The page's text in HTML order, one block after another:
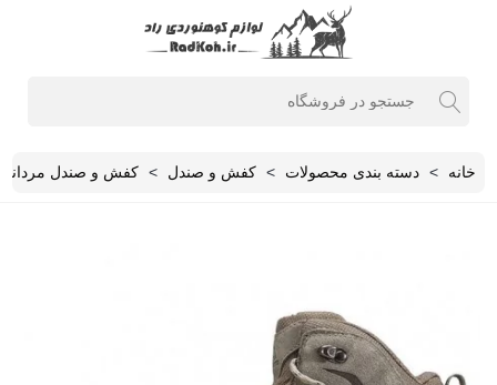
خانه > دسته بندی محصولات > کفش و صندل > کفش و صندل مردانه